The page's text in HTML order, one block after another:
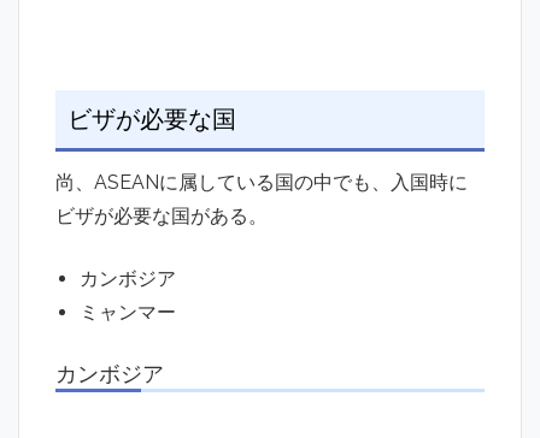
ビザが必要な国
尚、ASEANに属している国の中でも、入国時に
ビザが必要な国がある。
カンボジア
ミャンマー
カンボジア